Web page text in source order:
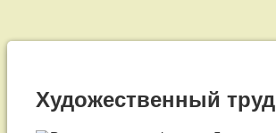
труд
Художественный труд